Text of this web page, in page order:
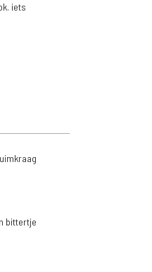
iets
bittertje